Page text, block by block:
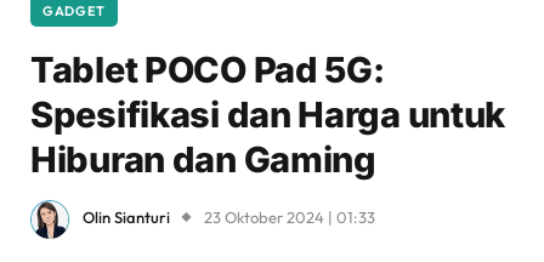
GADGET
Tablet POCO Pad 5G:
Spesifikasi dan Harga untuk
Hiburan dan Gaming
Olin Sianturi 23 Oktober 2024 | 01:33